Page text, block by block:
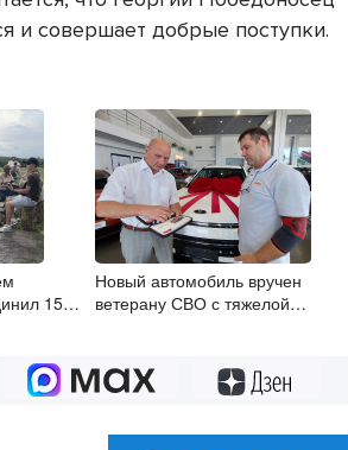
и совершает добрые поступки.
150
Новый автомобиль вручен
ветерану СВО с тяжелой